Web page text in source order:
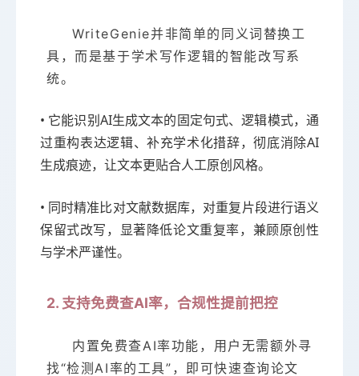
WriteGenie并非简单的同义词替换工
具，而是基于学术写作逻辑的智能改写系
统。
• 它能识别AI生成文本的固定句式、逻辑模式，通
过重构表达逻辑、补充学术化措辞，彻底消除AI
生成痕迹，让文本更贴合人工原创风格。
• 同时精准比对文献数据库，对重复片段进行语义
保留式改写，显著降低论文重复率，兼顾原创性
与学术严谨性。
2. 支持免费查AI率，合规性提前把控
内置免费查AI率功能，用户无需额外寻
找“检测AI率的工具”，即可快速查询论文